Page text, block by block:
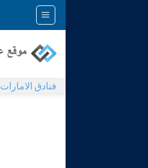
Skip
فنادق الامارات